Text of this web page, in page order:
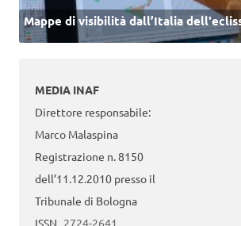
Mappe di visibilità dall’Italia
MEDIA INAF
Direttore responsabile:
Marco Malaspina
Registrazione n. 8150
dell’11.12.2010 presso il
Tribunale di Bologna
ISSN 2724-2641